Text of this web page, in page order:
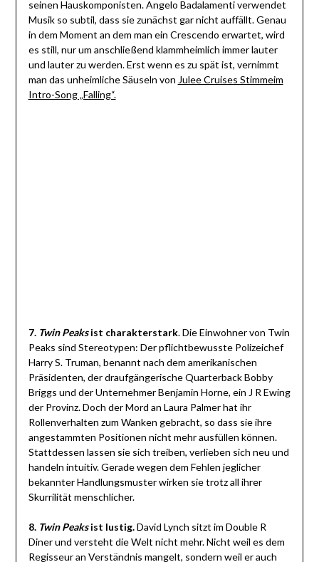
seinen Hauskomponisten. Angelo Badalamenti verwendet
Musik so subtil, dass sie zunächst gar nicht auffällt. Genau
in dem Moment an dem man ein Crescendo erwartet, wird
es still, nur um anschließend klammheimlich immer lauter
und lauter zu werden. Erst wenn es zu spät ist, vernimmt
man das unheimliche Säuseln von Julee Cruises Stimmeim
Intro-Song „Falling“.
7. Twin Peaksist charakterstark. Die Einwohner von Twin
Peaks sind Stereotypen: Der pflichtbewusste Polizeichef
Harry S. Truman, benannt nach dem amerikanischen
Präsidenten, der draufgängerische Quarterback Bobby
Briggs und der Unternehmer Benjamin Horne, ein J R Ewing
der Provinz. Doch der Mord an Laura Palmer hat ihr
Rollenverhalten zum Wanken gebracht, so dass sie ihre
angestammten Positionen nicht mehr ausfüllen können.
Stattdessen lassen sie sich treiben, verlieben sich neu und
handeln intuitiv. Gerade wegen dem Fehlen jeglicher
bekannter Handlungsmuster wirken sie trotz all ihrer
Skurrilität menschlicher.
8. Twin Peaksist lustig.David Lynch sitzt im Double R
Diner und versteht die Welt nicht mehr. Nicht weil es dem
Regisseur an Verständnis mangelt, sondern weil er auch